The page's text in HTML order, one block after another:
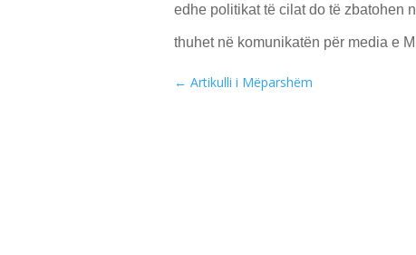
edhe politikat të cilat do të zbatohen
thuhet në komunikatën për media e
← Artikulli i Mëparshëm